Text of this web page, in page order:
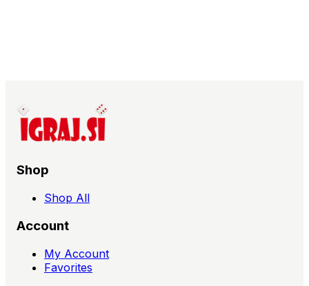
Shop
Shop All
Account
My Account
Favorites